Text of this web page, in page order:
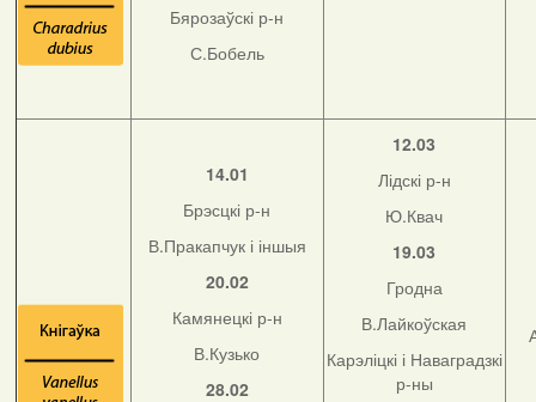
Бярозаўскі р-н
С.Бобель
14.01
Брэсцкі р-н
В.Пракапчук і іншыя
20.02
Камянецкі р-н
В.Кузько
28.02
12.03
Лідскі р-н
Ю.Квач
19.03
Гродна
В.Лайкоўская
Карэліцкі і Наваградзкі
р-ны